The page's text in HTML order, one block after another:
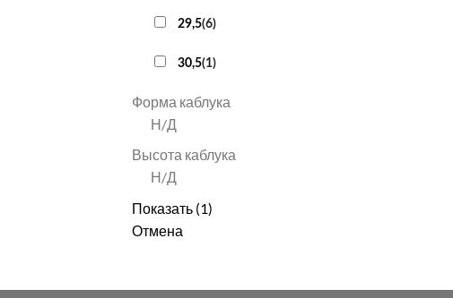
29,5(6)
30,5(1)
Форма каблука
Н/Д
Высота каблука
Н/Д
Показать (1)
Отмена